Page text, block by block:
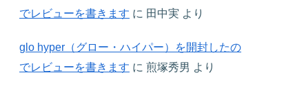
でレビューを書きます に 田中実 より
glo hyper（グロー・ハイパー）を開封したの
でレビューを書きます に 煎塚秀男 より